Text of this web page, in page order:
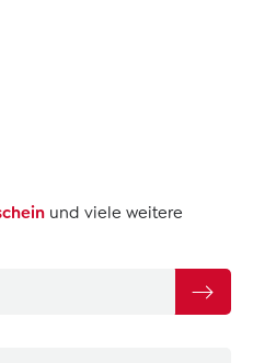
und viele weitere